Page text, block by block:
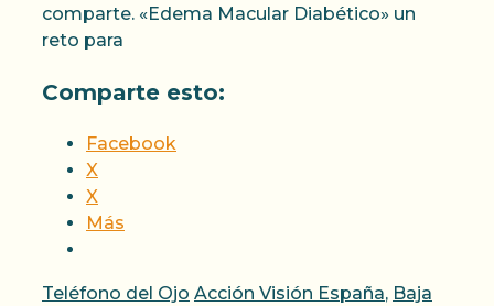
comparte. «Edema Macular Diabético» un
reto para
Comparte esto:
Facebook
X
X
Más
Categorías
Teléfono del Ojo Etiquetas
Acción Visión España, Baja